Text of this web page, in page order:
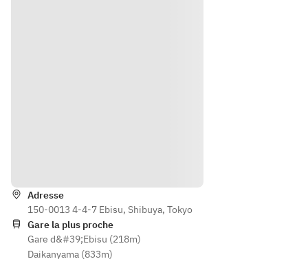
Adresse
150-0013 4-4-7 Ebisu, Shibuya, Tokyo
Gare la plus proche
Gare d&#39;Ebisu (218m)
Daikanyama (833m)